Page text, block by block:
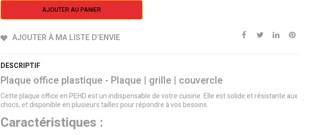
AJOUTER AU PANIER
AJOUTER À MA LISTE D’ENVIE
DESCRIPTIF
Plaque office plastique - Plaque | grille | couvercle
Cette plaque office en PEHD est un indispensable de votre cuisine. Elle est solide et résistante aux
chocs, et disponible en plusieurs tailles pour répondre à vos besoins.
Caractéristiques :